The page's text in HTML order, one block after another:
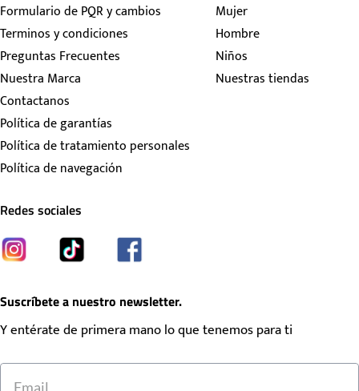
Formulario de PQR y cambios
Terminos y condiciones
Preguntas Frecuentes
Nuestra Marca
Contactanos
Política de garantías
Política de tratamiento personales
Política de navegación
Mujer
Hombre
Niños
Nuestras tiendas
Redes sociales
Suscríbete a nuestro newsletter.
Y entérate de primera mano lo que tenemos para ti